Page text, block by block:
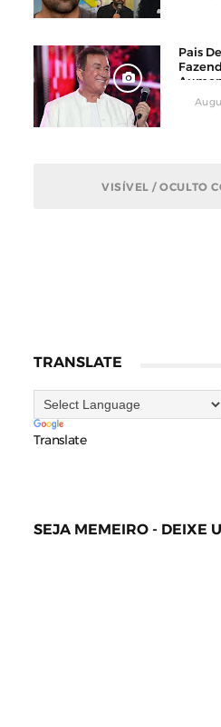
Pais
VISÍVEL / OCULTO
TRANSLATE
Translate
SEJA MEMEIRO - DEIXE